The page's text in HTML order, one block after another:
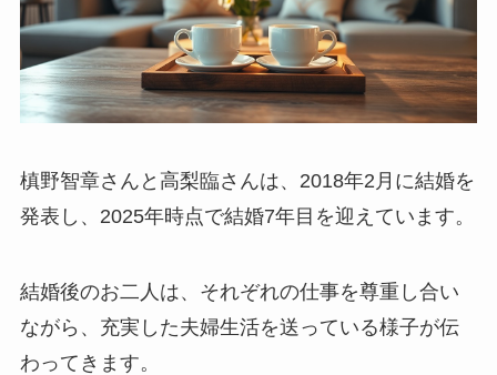
槙野智章さんと高梨臨さんは、2018年2月に結婚を
発表し、2025年時点で結婚7年目を迎えています。
結婚後のお二人は、それぞれの仕事を尊重し合い
ながら、充実した夫婦生活を送っている様子が伝
わってきます。